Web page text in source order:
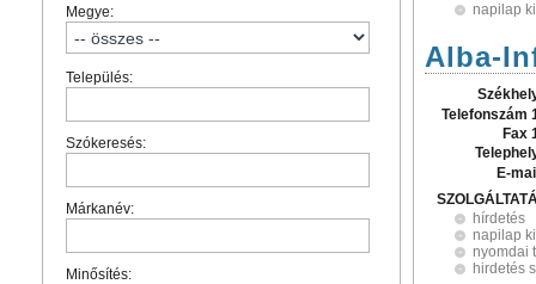
Megye:
Település:
Szókeresés:
Márkanév:
Minősítés:
napilap
Alba-
Telefonszám
Fax
E-
hírdetés
napilap
nyomdai
hirdetés